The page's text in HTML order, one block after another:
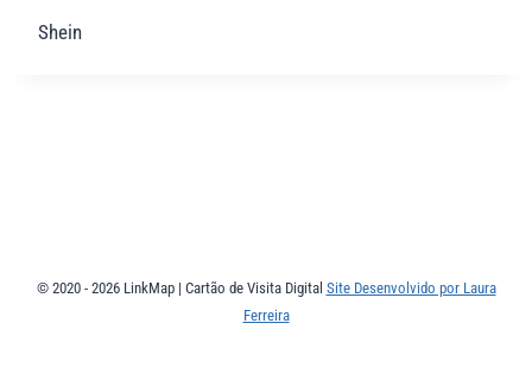
Shein
© 2020 - 2026 LinkMap | Cartão de Visita Digital Site Desenvolvido por Laura
Ferreira